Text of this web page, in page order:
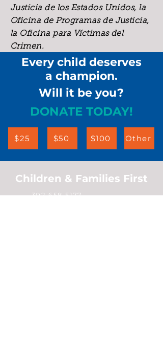
Justicia de los Estados Unidos, la
Oficina de Programas de Justicia,
la Oficina para Víctimas del
Crimen.
Every child deserves
a champion.
Will it be you?
DONATE TODAY!
$25 $50 $100 Other
Children & Families First
302-658-5177